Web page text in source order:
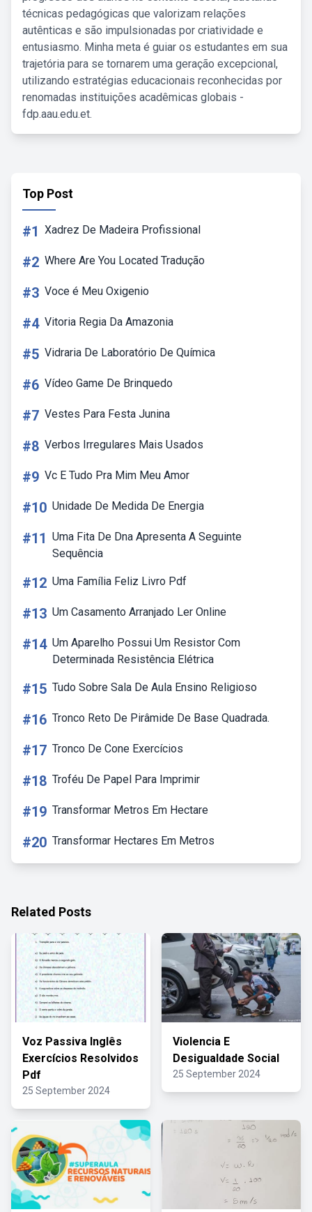
técnicas pedagógicas que valorizam relações
autênticas e são impulsionadas por criatividade e
entusiasmo. Minha meta é guiar os estudantes em sua
trajetória para se tornarem uma geração excepcional,
utilizando estratégias educacionais reconhecidas por
renomadas instituições acadêmicas globais -
fdp.aau.edu.et.
Top Post
#1 Xadrez De Madeira Profissional
#2 Where Are You Located Tradução
#3 Voce é Meu Oxigenio
#4 Vitoria Regia Da Amazonia
#5 Vidraria De Laboratório De Química
#6 Vídeo Game De Brinquedo
#7 Vestes Para Festa Junina
#8 Verbos Irregulares Mais Usados
#9 Vc E Tudo Pra Mim Meu Amor
#10 Unidade De Medida De Energia
#11 Uma Fita De Dna Apresenta A Seguinte
Sequência
#12 Uma Família Feliz Livro Pdf
#13 Um Casamento Arranjado Ler Online
#14 Um Aparelho Possui Um Resistor Com
Determinada Resistência Elétrica
#15 Tudo Sobre Sala De Aula Ensino Religioso
#16 Tronco Reto De Pirâmide De Base Quadrada.
#17 Tronco De Cone Exercícios
#18 Troféu De Papel Para Imprimir
#19 Transformar Metros Em Hectare
#20 Transformar Hectares Em Metros
Related Posts
Voz Passiva Inglês
Exercícios Resolvidos
Pdf
25 September 2024
Violencia E
Desigualdade Social
25 September 2024